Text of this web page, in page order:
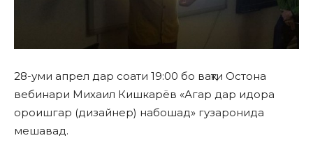
28-уми апрел дар соати 19:00 бо вақти Остона
вебинари Михаил Кишкарёв «Агар дар идора
ороишгар (дизайнер) набошад» гузаронида
мешавад.